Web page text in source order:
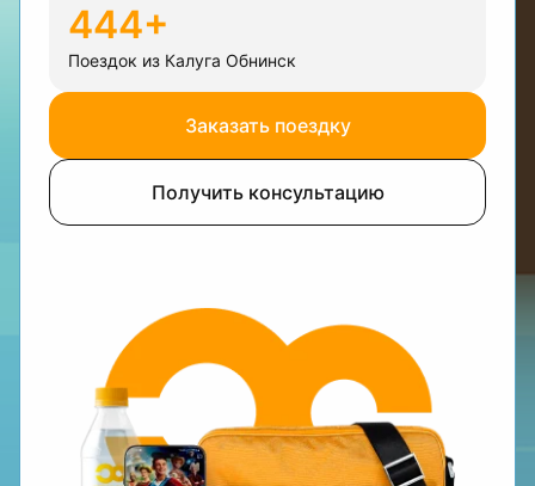
444+
Поездок из Калуга Обнинск
Заказать поездку
Получить консультацию